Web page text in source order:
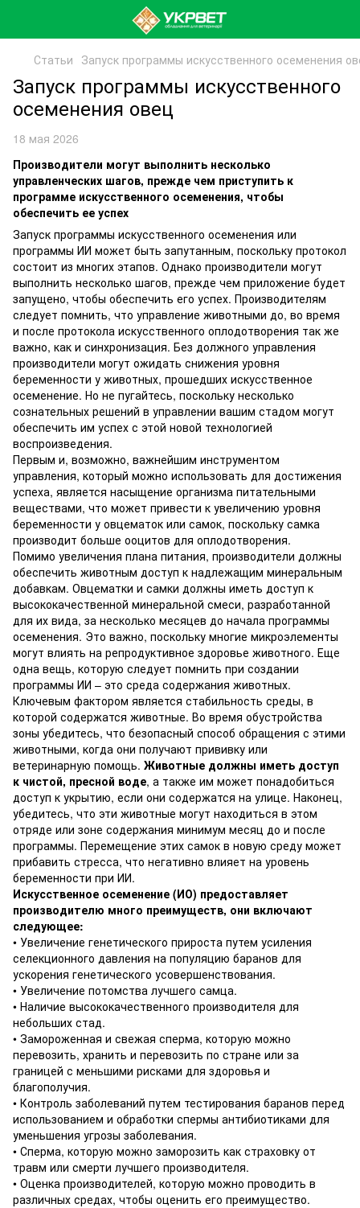
Статьи Запуск программы искусственного осеменения
Запуск программы искусственного
осеменения овец
18 мая 2026
Производители могут выполнить несколько
управленческих шагов, прежде чем приступить к
программе искусственного осеменения, чтобы
обеспечить ее успех
Запуск программы искусственного осеменения или
программы ИИ может быть запутанным, поскольку протокол
состоит из многих этапов. Однако производители могут
выполнить несколько шагов, прежде чем приложение будет
запущено, чтобы обеспечить его успех. Производителям
следует помнить, что управление животными до, во время
и после протокола искусственного оплодотворения так же
важно, как и синхронизация. Без должного управления
производители могут ожидать снижения уровня
беременности у животных, прошедших искусственное
осеменение. Но не пугайтесь, поскольку несколько
сознательных решений в управлении вашим стадом могут
обеспечить им успех с этой новой технологией
воспроизведения.
Первым и, возможно, важнейшим инструментом
управления, который можно использовать для достижения
успеха, является насыщение организма питательными
веществами, что может привести к увеличению уровня
беременности у овцематок или самок, поскольку самка
производит больше ооцитов для оплодотворения.
Помимо увеличения плана питания, производители должны
обеспечить животным доступ к надлежащим минеральным
добавкам. Овцематки и самки должны иметь доступ к
высококачественной минеральной смеси, разработанной
для их вида, за несколько месяцев до начала программы
осеменения. Это важно, поскольку многие микроэлементы
могут влиять на репродуктивное здоровье животного. Еще
одна вещь, которую следует помнить при создании
программы ИИ – это среда содержания животных.
Ключевым фактором является стабильность среды, в
которой содержатся животные. Во время обустройства
зоны убедитесь, что безопасный способ обращения с этими
животными, когда они получают прививку или
ветеринарную помощь. Животные должны иметь доступ
к чистой, пресной воде, а также им может понадобиться
доступ к укрытию, если они содержатся на улице. Наконец,
убедитесь, что эти животные могут находиться в этом
отряде или зоне содержания минимум месяц до и после
программы. Перемещение этих самок в новую среду может
прибавить стресса, что негативно влияет на уровень
беременности при ИИ.
Искусственное осеменение (ИО) предоставляет
производителю много преимуществ, они включают
следующее:
• Увеличение генетического прироста путем усиления
селекционного давления на популяцию баранов для
ускорения генетического усовершенствования.
• Увеличение потомства лучшего самца.
• Наличие высококачественного производителя для
небольших стад.
• Замороженная и свежая сперма, которую можно
перевозить, хранить и перевозить по стране или за
границей с меньшими рисками для здоровья и
благополучия.
• Контроль заболеваний путем тестирования баранов перед
использованием и обработки спермы антибиотиками для
уменьшения угрозы заболевания.
• Сперма, которую можно заморозить как страховку от
травм или смерти лучшего производителя.
• Оценка производителей, которую можно проводить в
различных средах, чтобы оценить его преимущество.